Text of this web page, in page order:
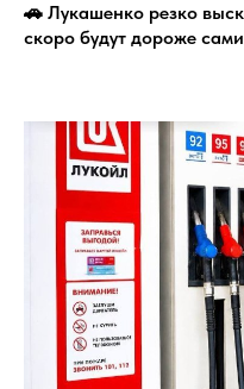
🚗 Лукашенко резко
скоро будут дороже